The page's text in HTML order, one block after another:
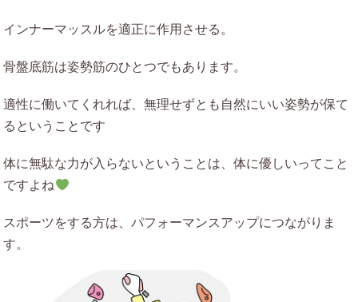
インナーマッスルを適正に作用させる。
骨盤底筋は姿勢筋のひとつでもあります。
適性に働いてくれれば、無理せずとも自然にいい姿勢が保て
るということです
体に無駄な力が入らないということは、体に優しいってこと
ですよね
スポーツをする方は、パフォーマンスアップにつながりま
す。